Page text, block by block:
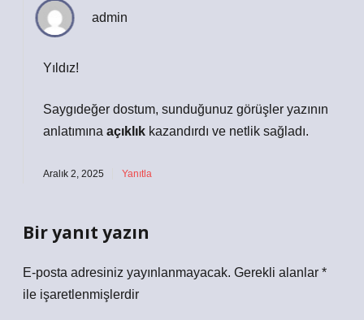
admin
Yıldız!
Saygıdeğer dostum, sunduğunuz görüşler yazının
anlatımına açıklık kazandırdı ve netlik sağladı.
Aralık 2, 2025 Yanıtla
Bir yanıt yazın
E-posta adresiniz yayınlanmayacak. Gerekli alanlar *
ile işaretlenmişlerdir